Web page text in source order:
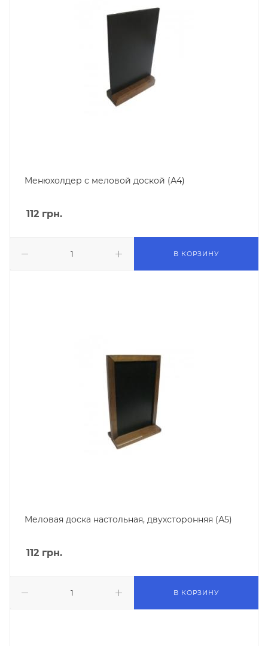
Менюхолдер с меловой доской (А4)
112 грн.
В КОРЗИНУ
Меловая доска настольная, двухсторонняя (А5)
112 грн.
В КОРЗИНУ